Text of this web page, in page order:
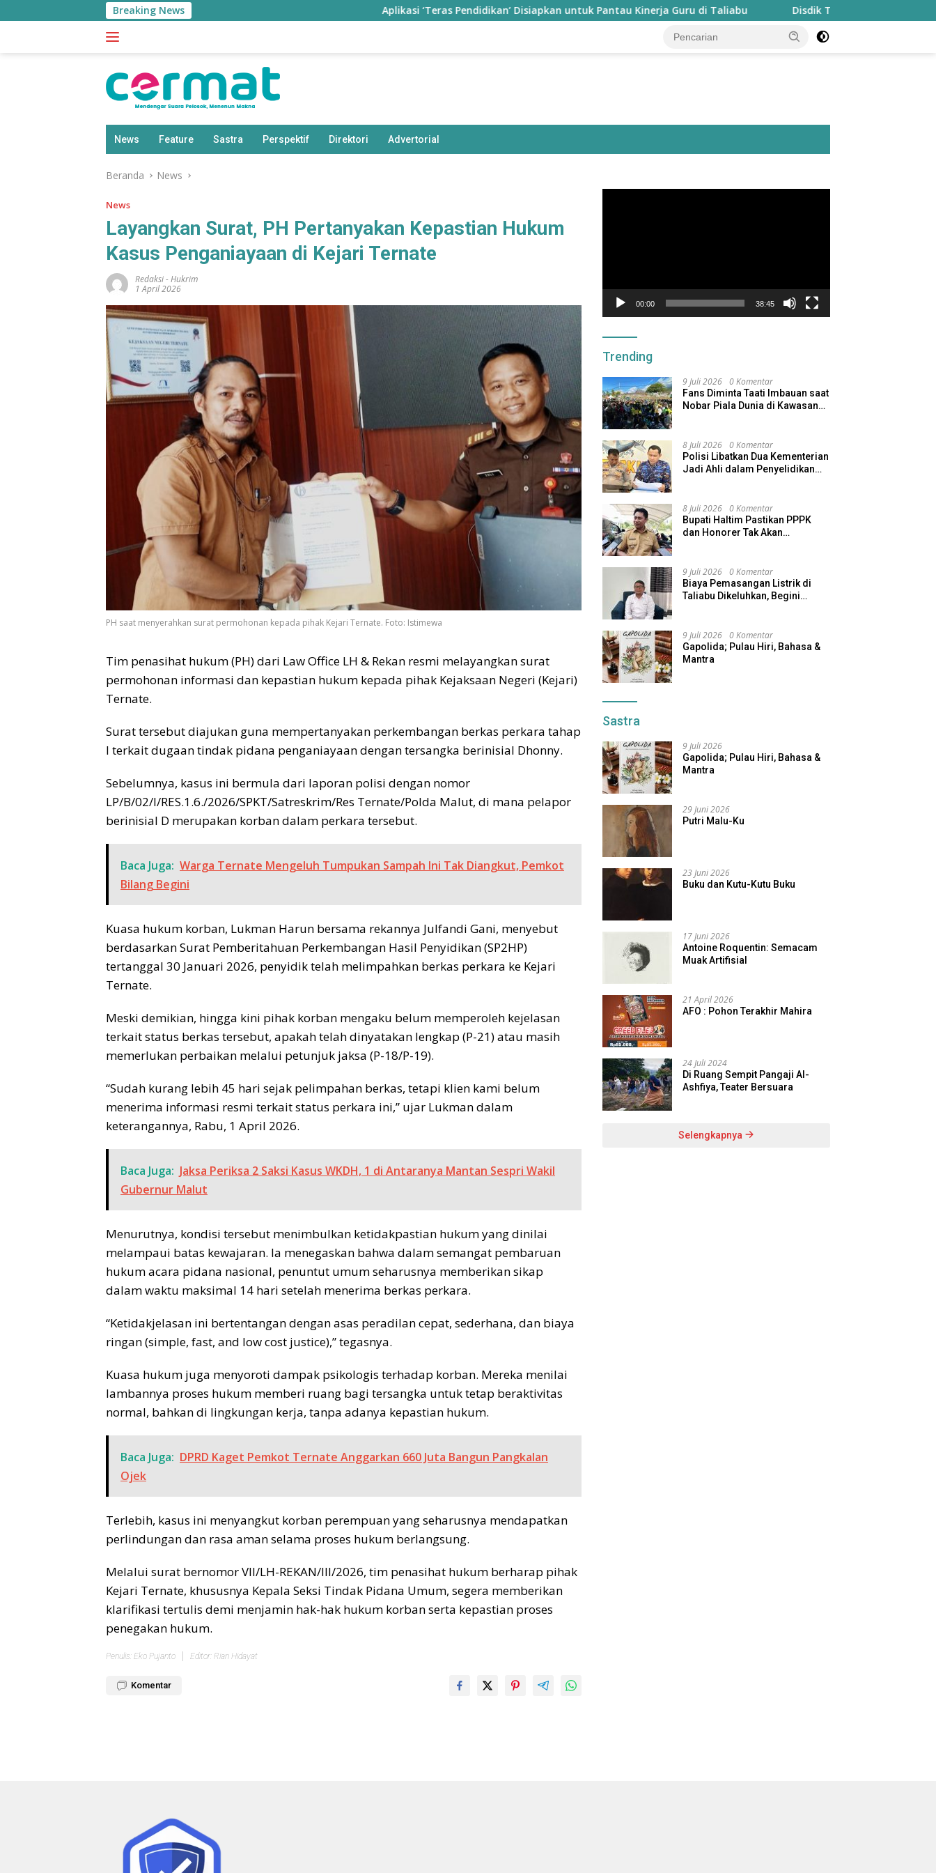
ke
Breaking News Aplikasi ‘Teras Pendidikan’ Disiapkan untuk Pantau Kinerja Guru di Taliabu Disdik Taliabu Gagas Hari Belajar Guru,
News Feature Sastra Perspektif Direktori Advertorial
Beranda News
News
Layangkan Surat, PH Pertanyakan Kepastian Hukum
Kasus Penganiayaan di Kejari Ternate
Redaksi-Hukrim
1 April 2026
PH saat menyerahkan surat permohonan kepada pihak Kejari Ternate. Foto: Istimewa
Tim penasihat hukum (PH) dari Law Office LH & Rekan resmi melayangkan surat
permohonan informasi dan kepastian hukum kepada pihak Kejaksaan Negeri (Kejari)
Ternate.
Surat tersebut diajukan guna mempertanyakan perkembangan berkas perkara tahap
I terkait dugaan tindak pidana penganiayaan dengan tersangka berinisial Dhonny.
Sebelumnya, kasus ini bermula dari laporan polisi dengan nomor
LP/B/02/I/RES.1.6./2026/SPKT/Satreskrim/Res Ternate/Polda Malut, di mana pelapor
berinisial D merupakan korban dalam perkara tersebut.
Baca Juga: Warga Ternate Mengeluh Tumpukan Sampah Ini Tak Diangkut, Pemkot
Bilang Begini
Kuasa hukum korban, Lukman Harun bersama rekannya Julfandi Gani, menyebut
berdasarkan Surat Pemberitahuan Perkembangan Hasil Penyidikan (SP2HP)
tertanggal 30 Januari 2026, penyidik telah melimpahkan berkas perkara ke Kejari
Ternate.
Meski demikian, hingga kini pihak korban mengaku belum memperoleh kejelasan
terkait status berkas tersebut, apakah telah dinyatakan lengkap (P-21) atau masih
memerlukan perbaikan melalui petunjuk jaksa (P-18/P-19).
“Sudah kurang lebih 45 hari sejak pelimpahan berkas, tetapi klien kami belum
menerima informasi resmi terkait status perkara ini,” ujar Lukman dalam
keterangannya, Rabu, 1 April 2026.
Baca Juga: Jaksa Periksa 2 Saksi Kasus WKDH, 1 di Antaranya Mantan Sespri Wakil
Gubernur Malut
Menurutnya, kondisi tersebut menimbulkan ketidakpastian hukum yang dinilai
melampaui batas kewajaran. Ia menegaskan bahwa dalam semangat pembaruan
hukum acara pidana nasional, penuntut umum seharusnya memberikan sikap
dalam waktu maksimal 14 hari setelah menerima berkas perkara.
“Ketidakjelasan ini bertentangan dengan asas peradilan cepat, sederhana, dan biaya
ringan (simple, fast, and low cost justice),” tegasnya.
Kuasa hukum juga menyoroti dampak psikologis terhadap korban. Mereka menilai
lambannya proses hukum memberi ruang bagi tersangka untuk tetap beraktivitas
normal, bahkan di lingkungan kerja, tanpa adanya kepastian hukum.
Baca Juga: DPRD Kaget Pemkot Ternate Anggarkan 660 Juta Bangun Pangkalan
Ojek
Terlebih, kasus ini menyangkut korban perempuan yang seharusnya mendapatkan
perlindungan dan rasa aman selama proses hukum berlangsung.
Melalui surat bernomor VII/LH-REKAN/III/2026, tim penasihat hukum berharap pihak
Kejari Ternate, khususnya Kepala Seksi Tindak Pidana Umum, segera memberikan
klarifikasi tertulis demi menjamin hak-hak hukum korban serta kepastian proses
penegakan hukum.
Penulis: Eko Pujanto Editor: Rian Hidayat
Komentar
00:00 38:45
Trending
9 Juli 2026 0 Komentar
Fans Diminta Taati Imbauan saat
Nobar Piala Dunia di Kawasan
8 Juli 2026 0 Komentar
Polisi Libatkan Dua Kementerian
Jadi Ahli dalam Penyelidikan
8 Juli 2026 0 Komentar
Bupati Haltim Pastikan PPPK
dan Honorer Tak Akan
9 Juli 2026 0 Komentar
Biaya Pemasangan Listrik di
Taliabu Dikeluhkan, Begini
9 Juli 2026 0 Komentar
Gapolida; Pulau Hiri, Bahasa &
Mantra
Sastra
9 Juli 2026
Gapolida; Pulau Hiri, Bahasa &
Mantra
29 Juni 2026
Putri Malu-Ku
23 Juni 2026
Buku dan Kutu-Kutu Buku
17 Juni 2026
Antoine Roquentin: Semacam
Muak Artifisial
21 April 2026
AFO : Pohon Terakhir Mahira
24 Juli 2024
Di Ruang Sempit Pangaji Al-
Ashfiya, Teater Bersuara
Selengkapnya